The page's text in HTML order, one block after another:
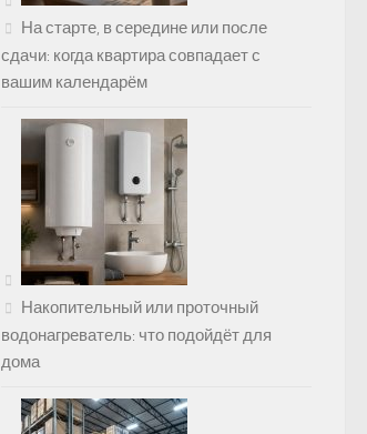
На старте, в середине или после
сдачи: когда квартира совпадает с
вашим календарём
Накопительный или проточный
водонагреватель: что подойдёт для
дома